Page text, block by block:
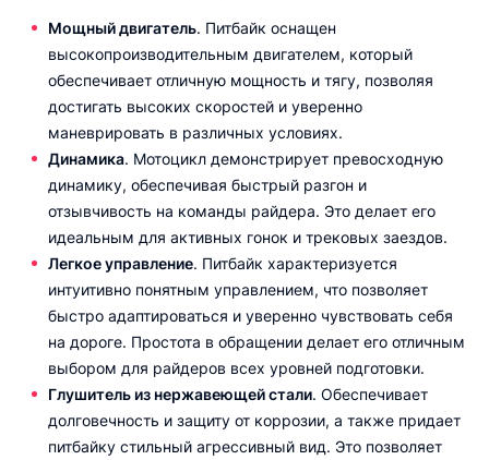
Мощный двигатель. Питбайк оснащен
высокопроизводительным двигателем, который
обеспечивает отличную мощность и тягу, позволяя
достигать высоких скоростей и уверенно
маневрировать в различных условиях.
Динамика. Мотоцикл демонстрирует превосходную
динамику, обеспечивая быстрый разгон и
отзывчивость на команды райдера. Это делает его
идеальным для активных гонок и трековых заездов.
Легкое управление. Питбайк характеризуется
интуитивно понятным управлением, что позволяет
быстро адаптироваться и уверенно чувствовать себя
на дороге. Простота в обращении делает его отличным
выбором для райдеров всех уровней подготовки.
Глушитель из нержавеющей стали. Обеспечивает
долговечность и защиту от коррозии, а также придает
питбайку стильный агрессивный вид. Это позволяет